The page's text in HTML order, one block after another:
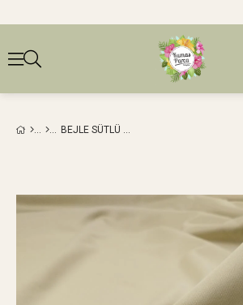
BEJLE SÜTLÜ KAHVE ARASI RENKTE JARSE (EN 140 CM X BOY 265 CM)